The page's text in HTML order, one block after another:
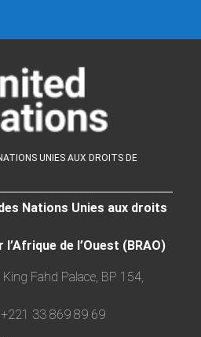
UNIES AUX DROITS DE
Nations Unies aux droits
de l’Ouest (BRAO)
Fahd Palace, BP 154,
+221 33 869 89 69